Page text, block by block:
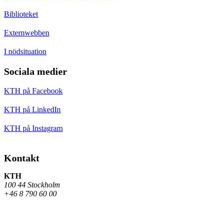
Biblioteket
Externwebben
I nödsituation
Sociala medier
KTH på Facebook
KTH på LinkedIn
KTH på Instagram
Kontakt
KTH
100 44 Stockholm
+46 8 790 60 00